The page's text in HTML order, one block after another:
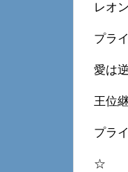
レオ
プラ
愛は
王位
プラ
☆